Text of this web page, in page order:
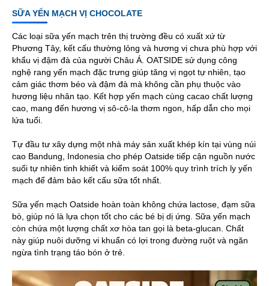
SỮA YẾN MẠCH VỊ CHOCOLATE
Các loại sữa yến mạch trên thị trường đều có xuất xứ từ
Phương Tây, kết cấu thường lỏng và hương vị chưa phù hợp với
khẩu vị đậm đà của người Châu Á. OATSIDE sử dụng công
nghệ rang yến mạch đặc trưng giúp tăng vị ngọt tự nhiên, tạo
cảm giác thơm béo và đậm đà mà không cần phụ thuộc vào
hương liệu nhân tạo. Kết hợp yến mạch cùng cacao chất lượng
cao, mang đến hương vị sô-cô-la thơm ngon, hấp dẫn cho mọi
lứa tuổi.
Tự đầu tư xây dựng một nhà máy sản xuất khép kín tại vùng núi
cao Bandung, Indonesia cho phép Oatside tiếp cận nguồn nước
suối tự nhiên tinh khiết và kiểm soát 100% quy trình trích ly yến
mạch để đảm bảo kết cấu sữa tốt nhất.
Sữa yến mạch Oatside hoàn toàn không chứa lactose, đạm sữa
bò, giúp nó là lựa chọn tốt cho các bé bị dị ứng. Sữa yến mạch
còn chứa một lượng chất xơ hòa tan gọi là beta-glucan. Chất
này giúp nuôi dưỡng vi khuẩn có lợi trong đường ruột và ngăn
ngừa tình trạng táo bón ở trẻ.